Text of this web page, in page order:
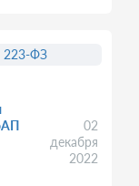
02
декабря
2022
223-ФЗ